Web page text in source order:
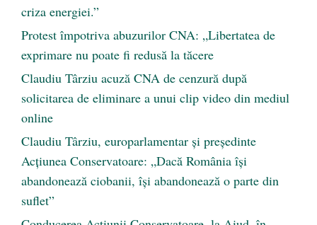
criza energiei.”
Protest împotriva abuzurilor CNA: „Libertatea de
exprimare nu poate fi redusă la tăcere
Claudiu Târziu acuză CNA de cenzură după
solicitarea de eliminare a unui clip video din mediul
online
Claudiu Târziu, europarlamentar și președinte
Acțiunea Conservatoare: „Dacă România își
abandonează ciobanii, își abandonează o parte din
suflet”